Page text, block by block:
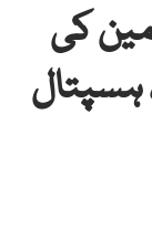
کی